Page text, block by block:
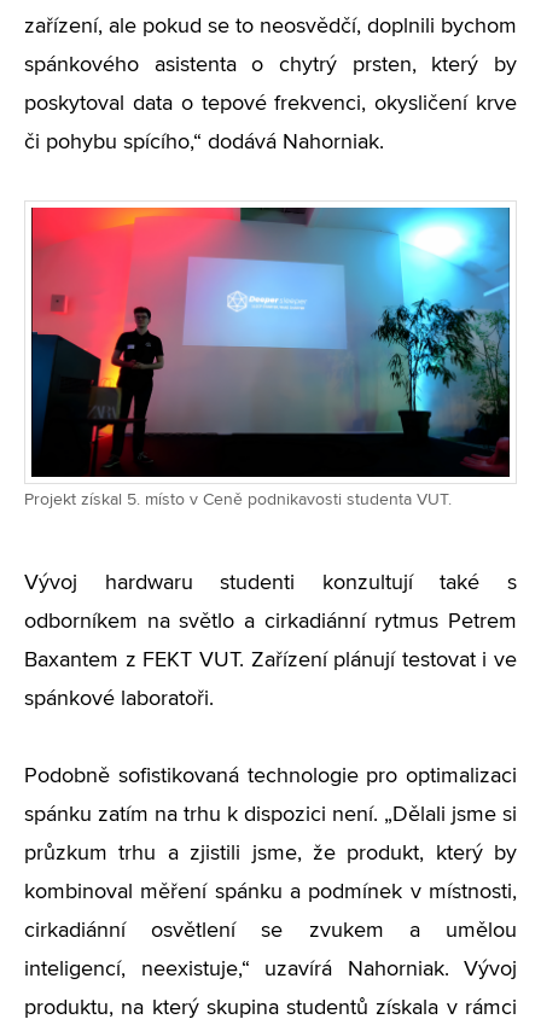
zařízení, ale pokud se to neosvědčí, doplnili bychom
spánkového asistenta o chytrý prsten, který by
poskytoval data o tepové frekvenci, okysličení krve
či pohybu spícího,“ dodává Nahorniak.
Projekt získal 5. místo v Ceně podnikavosti studenta VUT.
Vývoj hardwaru studenti konzultují také s
odborníkem na světlo a cirkadiánní rytmus Petrem
Baxantem z FEKT VUT. Zařízení plánují testovat i ve
spánkové laboratoři.
Podobně sofistikovaná technologie pro optimalizaci
spánku zatím na trhu k dispozici není. „Dělali jsme si
průzkum trhu a zjistili jsme, že produkt, který by
kombinoval měření spánku a podmínek v místnosti,
cirkadiánní osvětlení se zvukem a umělou
inteligencí, neexistuje,“ uzavírá Nahorniak. Vývoj
produktu, na který skupina studentů získala v rámci